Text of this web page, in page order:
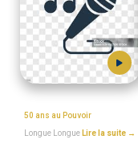
50 ans au Pouvoir
Longue Longue Lire la suite →